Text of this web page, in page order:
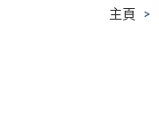
主頁